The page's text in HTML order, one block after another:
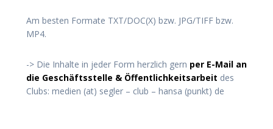
Am besten Formate TXT/DOC(X) bzw. JPG/TIFF bzw.
MP4.
-> Die Inhalte in jeder Form herzlich gern per E-Mail an
die Geschäftsstelle & Öffentlichkeitsarbeit des
Clubs: medien (at) segler – club – hansa (punkt) de